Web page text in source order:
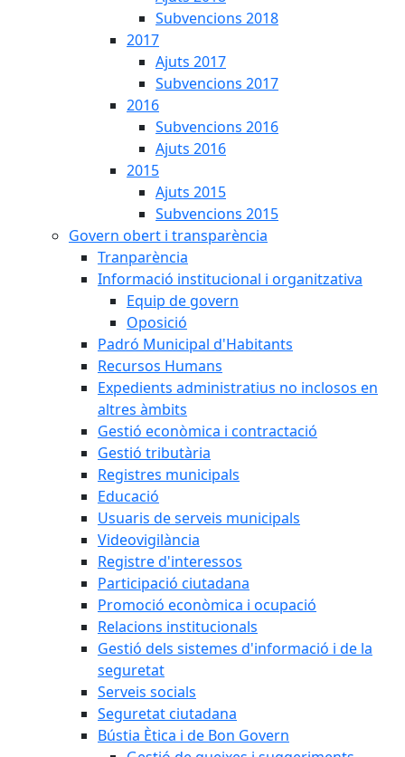
Subvencions 2018
2017
Ajuts 2017
Subvencions 2017
2016
Subvencions 2016
Ajuts 2016
2015
Ajuts 2015
Subvencions 2015
Govern obert i transparència
Tranparència
Informació institucional i organitzativa
Equip de govern
Oposició
Padró Municipal d'Habitants
Recursos Humans
Expedients administratius no inclosos en
altres àmbits
Gestió econòmica i contractació
Gestió tributària
Registres municipals
Educació
Usuaris de serveis municipals
Videovigilància
Registre d'interessos
Participació ciutadana
Promoció econòmica i ocupació
Relacions institucionals
Gestió dels sistemes d'informació i de la
seguretat
Serveis socials
Seguretat ciutadana
Bústia Ètica i de Bon Govern